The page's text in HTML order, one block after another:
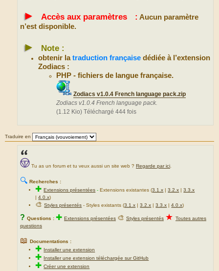
► Accès aux paramètresﾠ: Aucun paramètre
n’est disponible.
► Note :
obtenir latraduction française dédiée à l’extension
Zodiacs :
PHP - fichiers de langue française.
Zodiacs v1.0.4 French language pack.zip
Zodiacs v1.0.4 French language pack.
(1.12 Kio) Téléchargé 444 fois
Traduire en
Tu as un forum et tu veux aussi un site web ? Regarde par ici
🔍 Recherches :
✚Extensions présentées -Extensions existantes (3.1.x |3.2.x |3.3.x
|4.0.x)
🎨Styles présentés - Styles existants (3.1.x |3.2.x |3.3.x |4.0.x)
? Questions : ✚ Extensions présentées 🎨 Styles présentés ★ Toutes autres
questions
📖 Documentations :
✚ Installer une extension
✚ Installer une extension téléchargée sur GitHub
✚Créer une extension